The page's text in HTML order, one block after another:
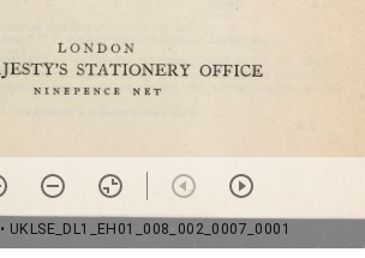
• UKLSE_DL1_EH01_008_002_0007_0001